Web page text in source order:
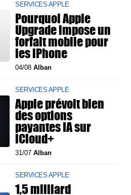
SERVICES APPLE
Pourquoi Apple
Upgrade impose un
forfait mobile pour
les iPhone
04/08Alban
SERVICES APPLE
Apple prévoit bien
des options
payantes IA sur
iCloud+
31/07Alban
SERVICES APPLE
1,5 milliard